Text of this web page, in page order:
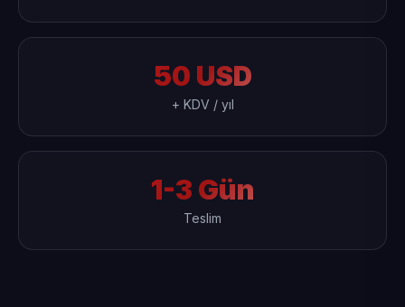
50 USD
+ KDV / yıl
1-3 Gün
Teslim